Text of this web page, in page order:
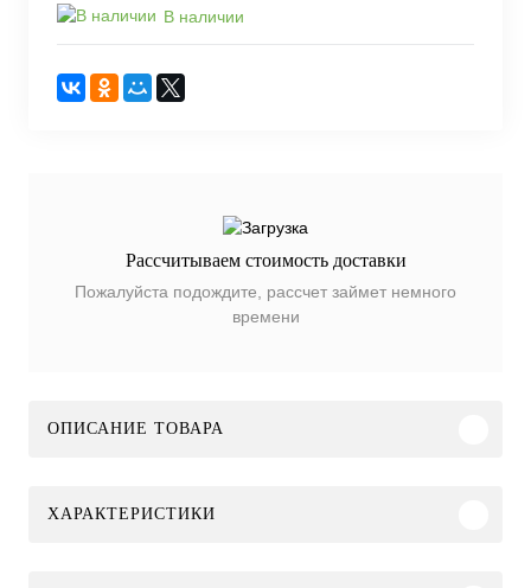
В наличии
Рассчитываем стоимость доставки
Пожалуйста подождите, рассчет займет немного
времени
ОПИСАНИЕ ТОВАРА
ХАРАКТЕРИСТИКИ